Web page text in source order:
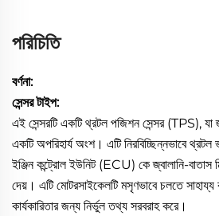
পরিচিতি
বর্ণনা:
সেন্সর টাইপ:
এই সেন্সরটি একটি থ্রটল পজিশন সেন্সর (TPS), যা
একটি অপরিহার্য অংশ। এটি নিরবিচ্ছিন্নভাবে
ইঞ্জিন কন্ট্রোল ইউনিট (ECU) কে জ্বালানি-বাতাস
দেয়। এটি মোটরসাইকেলটি মসৃণভাবে চলতে সাহায্য
কার্যকারিতার জন্য নির্ভুল তথ্য সরবরাহ করে।